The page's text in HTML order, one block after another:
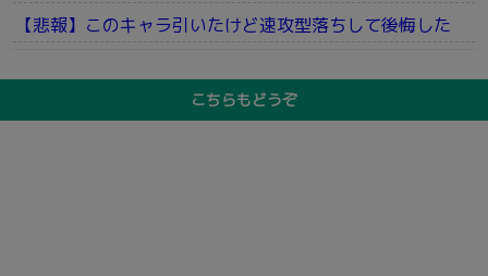
【悲報】このキャラ引いたけど速攻型落ちして後悔した
こちらもどうぞ